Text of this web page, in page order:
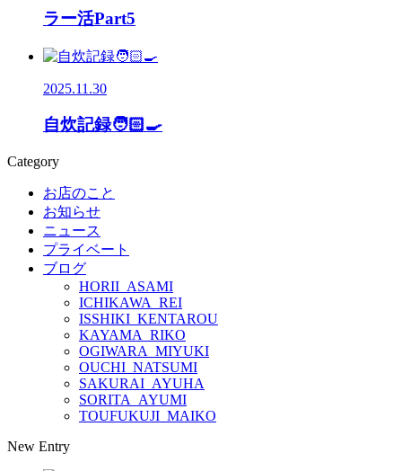
ラー活Part5
2025.11.30
自炊記録🧑🏻‍🍳
Category
お店のこと
お知らせ
ニュース
プライベート
ブログ
HORII_ASAMI
ICHIKAWA_REI
ISSHIKI_KENTAROU
KAYAMA_RIKO
OGIWARA_MIYUKI
OUCHI_NATSUMI
SAKURAI_AYUHA
SORITA_AYUMI
TOUFUKUJI_MAIKO
New Entry